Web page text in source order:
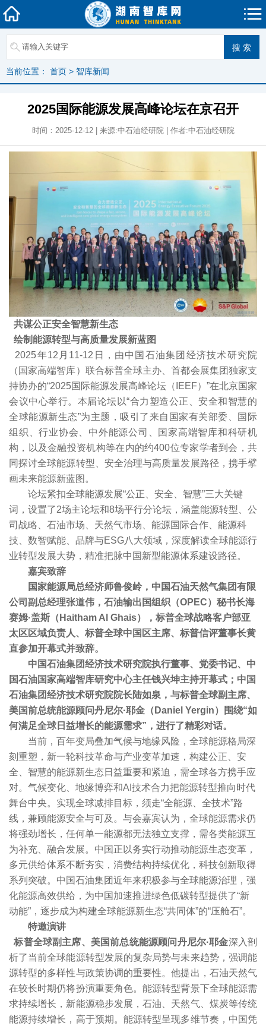
当前位置： 首页 > 智库新闻
2025国际能源发展高峰论坛在京召开
时间：2025-12-12 | 来源:中石油经研院 | 作者:中石油经研院
共谋公正安全智慧新生态
绘制能源转型与高质量发展新蓝图
2025年12月11-12日，由中国石油集团经济技术研究院
（国家高端智库）联合标普全球主办、首都会展集团独家支
持协办的“2025国际能源发展高峰论坛（IEEF）”在北京国家
会议中心举行。本届论坛以“合力塑造公正、安全和智慧的
全球能源新生态”为主题，吸引了来自国家有关部委、国际
组织、行业协会、中外能源公司、国家高端智库和科研机
构，以及金融投资机构等在内的约400位专家学者到会，共
同探讨全球能源转型、安全治理与高质量发展路径，携手擘
画未来能源新蓝图。
论坛紧扣全球能源发展“公正、安全、智慧”三大关键
词，设置了2场主论坛和8场平行分论坛，涵盖能源转型、公
司战略、石油市场、天然气市场、能源国际合作、能源科
技、数智赋能、品牌与ESG八大领域，深度解读全球能源行
业转型发展大势，精准把脉中国新型能源体系建设路径。
嘉宾致辞
国家能源局总经济师鲁俊岭，中国石油天然气集团有限
公司副总经理张道伟，石油输出国组织（OPEC）秘书长海
赛姆·盖斯（Haitham Al Ghais），标普全球战略客户部亚
太区区域负责人、标普全球中国区主席、标普信评董事长黄
直参加开幕式并致辞。
中国石油集团经济技术研究院执行董事、党委书记、中
国石油国家高端智库研究中心主任钱兴坤主持开幕式；中国
石油集团经济技术研究院院长陆如泉，与标普全球副主席、
美国前总统能源顾问丹尼尔·耶金（Daniel Yergin）围绕“如
何满足全球日益增长的能源需求”，进行了精彩对话。
当前，百年变局叠加气候与地缘风险，全球能源格局深
刻重塑，新一轮科技革命与产业变革加速，构建公正、安
全、智慧的能源新生态日益重要和紧迫，需全球各方携手应
对。气候变化、地缘博弈和AI技术合力把能源转型推向时代
舞台中央。实现全球减排目标，须走“全能源、全技术”路
线，兼顾能源安全与可及。与会嘉宾认为，全球能源需求仍
将强劲增长，任何单一能源都无法独立支撑，需各类能源互
为补充、融合发展。中国正以务实行动推动能源生态变革，
多元供给体系不断夯实，消费结构持续优化，科技创新取得
系列突破。中国石油集团近年来积极参与全球能源治理，强
化能源高效供给，为中国加速推进绿色低碳转型提供了“新
动能”，逐步成为构建全球能源新生态“共同体”的“压舱石”。
特邀演讲
标普全球副主席、美国前总统能源顾问丹尼尔·耶金深入剖
析了当前全球能源转型发展的复杂局势与未来趋势，强调能
源转型的多样性与政策协调的重要性。他提出，石油天然气
在较长时期仍将扮演重要角色。能源转型背景下全球能源需
求持续增长，新能源稳步发展，石油、天然气、煤炭等传统
能源持续增长，高于预期。能源转型呈现多维节奏，中国凭